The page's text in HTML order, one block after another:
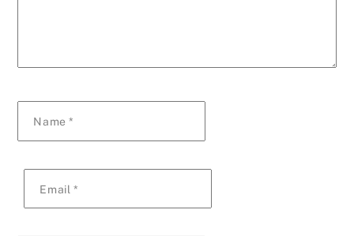
Name*
Email *